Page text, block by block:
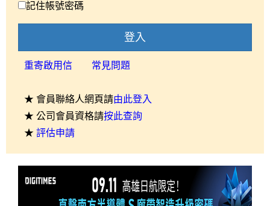
記住帳號密碼
登入
重寄啟用信 常見問題
★ 會員聯絡人網頁請由此登入
★ 公司會員資格請按此查詢
★ 評估申請